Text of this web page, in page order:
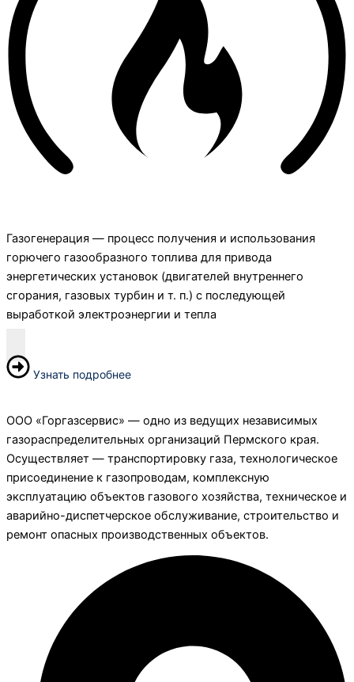
Газогенерация — процесс получения и использования
горючего газообразного топлива для привода
энергетических установок (двигателей внутреннего
сгорания, газовых турбин и т. п.) с последующей
выработкой электроэнергии и тепла
Узнать подробнее
ООО «Горгазсервис» — одно из ведущих независимых
газораспределительных организаций Пермского края.
Осуществляет — транспортировку газа, технологическое
присоединение к газопроводам, комплексную
эксплуатацию объектов газового хозяйства, техническое и
аварийно-диспетчерское обслуживание, строительство и
ремонт опасных производственных объектов.